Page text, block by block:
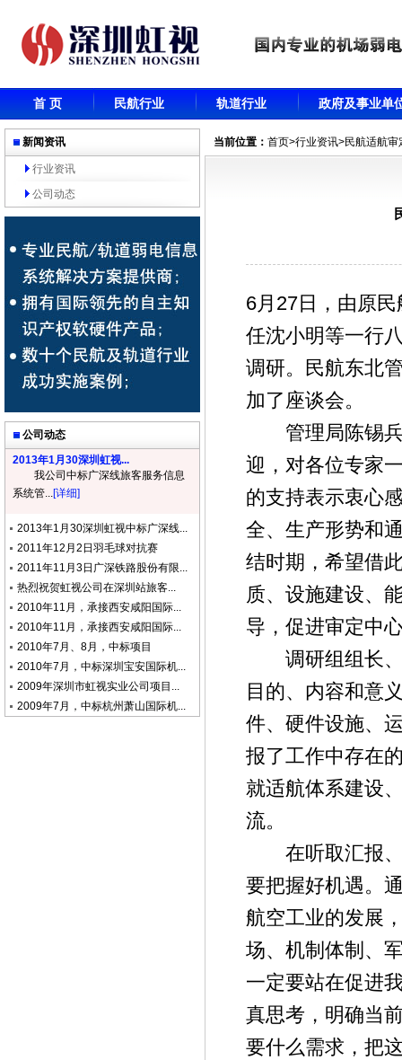
首 页 民航行业 轨道行业 政府及事业单
新闻资讯
行业资讯
公司动态
公司动态
2013年1月30深圳虹视...
我公司中标广深线旅客服务信息
系统管...[详细]
2013年1月30深圳虹视中标广深线...
2011年12月2日羽毛球对抗赛
2011年11月3日广深铁路股份有限...
热烈祝贺虹视公司在深圳站旅客...
2010年11月，承接西安咸阳国际...
2010年11月，承接西安咸阳国际...
2010年7月、8月，中标项目
2010年7月，中标深圳宝安国际机...
2009年深圳市虹视实业公司项目...
2009年7月，中标杭州萧山国际机...
当前位置： 首页>行业资讯>民航适航审
6月27日，由原
任沈小明等一行
调研。民航东北
加了座谈会。
管理局陈锡兵
迎，对各位专家
的支持表示衷心
全、生产形势和
结时期，希望借
质、设施建设、
导，促进审定中
调研组组长、
目的、内容和意
件、硬件设施、
报了工作中存在
就适航体系建设
流。
在听取汇报、
要把握好机遇。
航空工业的发展
场、机制体制、
一定要站在促进
真思考，明确当
要什么需求，把